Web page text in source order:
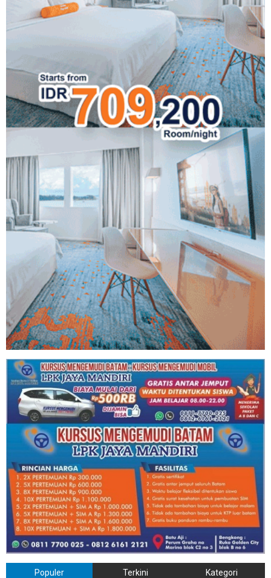
Populer Terkini Kategori